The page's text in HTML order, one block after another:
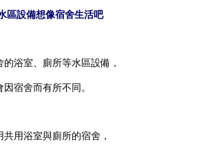
區設備想像宿舍生活吧
的浴室、廁所等水區設備，
因宿舍而有所不同。
共用浴室與廁所的宿舍，